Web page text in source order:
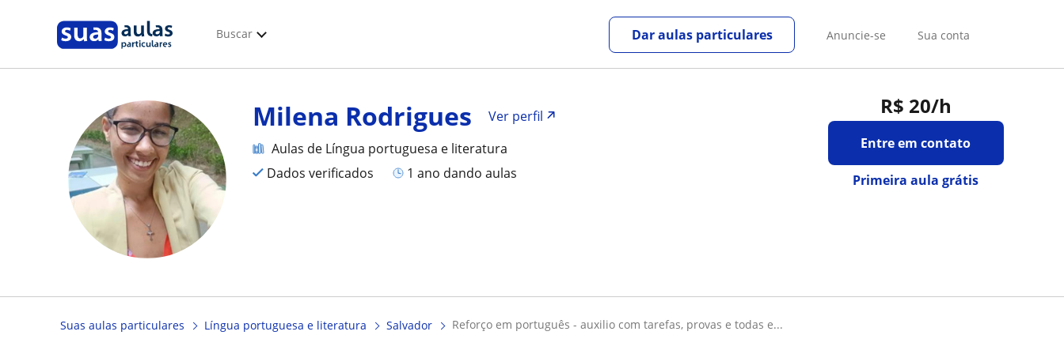
Buscar Anuncie-se Sua conta
Dar aulas particulares
R$ 20/h
Entre em contato
Primeira aula grátis
Milena Rodrigues
Ver perfil
Aulas de Língua portuguesa e literatura
Dados verificados
1 ano dando aulas
Suas aulas particulares Língua portuguesa e literatura Salvador reforço em português - auxilio com tarefas, provas e todas e...